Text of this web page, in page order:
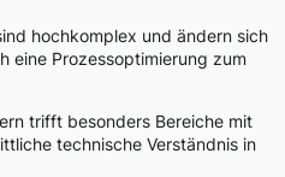
hochkomplex und ändern sich
eine Prozessoptimierung zum
trifft besonders Bereiche mit
technische Verständnis in